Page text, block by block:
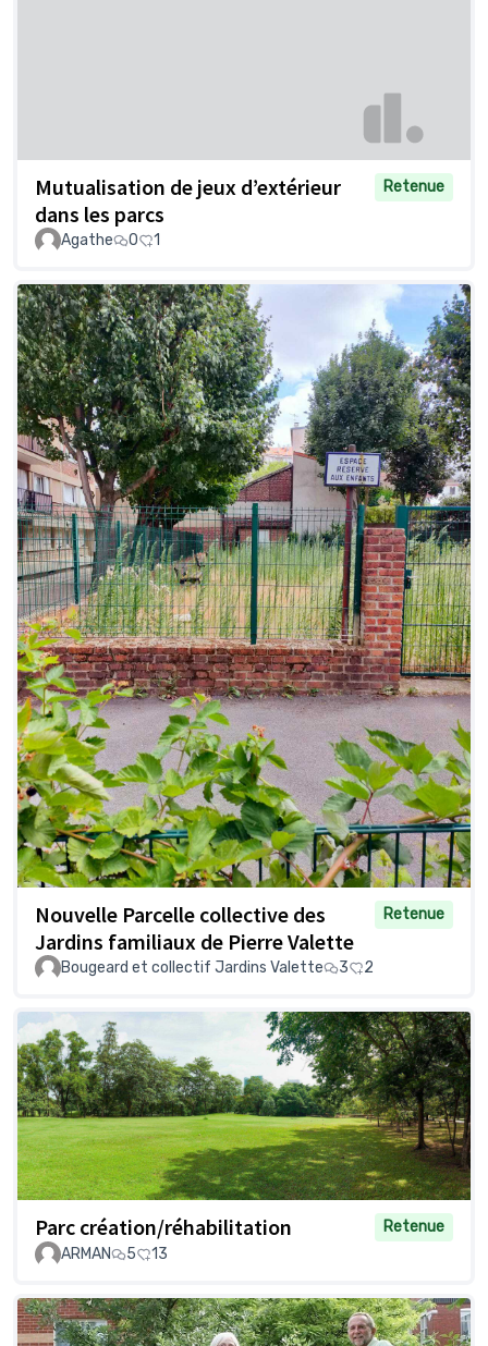
Mutualisation de jeux d’extérieur
dans les parcs
Retenue
Agathe 0 1
Nouvelle Parcelle collective des
Jardins familiaux de Pierre Valette
Retenue
Bougeard et collectif Jardins Valette 3 2
Parc création/réhabilitation
Retenue
ARMAN
5 13